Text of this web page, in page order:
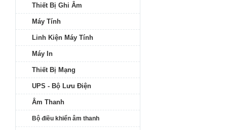
Thiết Bị Ghi Âm
Máy Tính
Linh Kiện Máy Tính
Máy In
Thiết Bị Mạng
UPS - Bộ Lưu Điện
Âm Thanh
Bộ điều khiển âm thanh